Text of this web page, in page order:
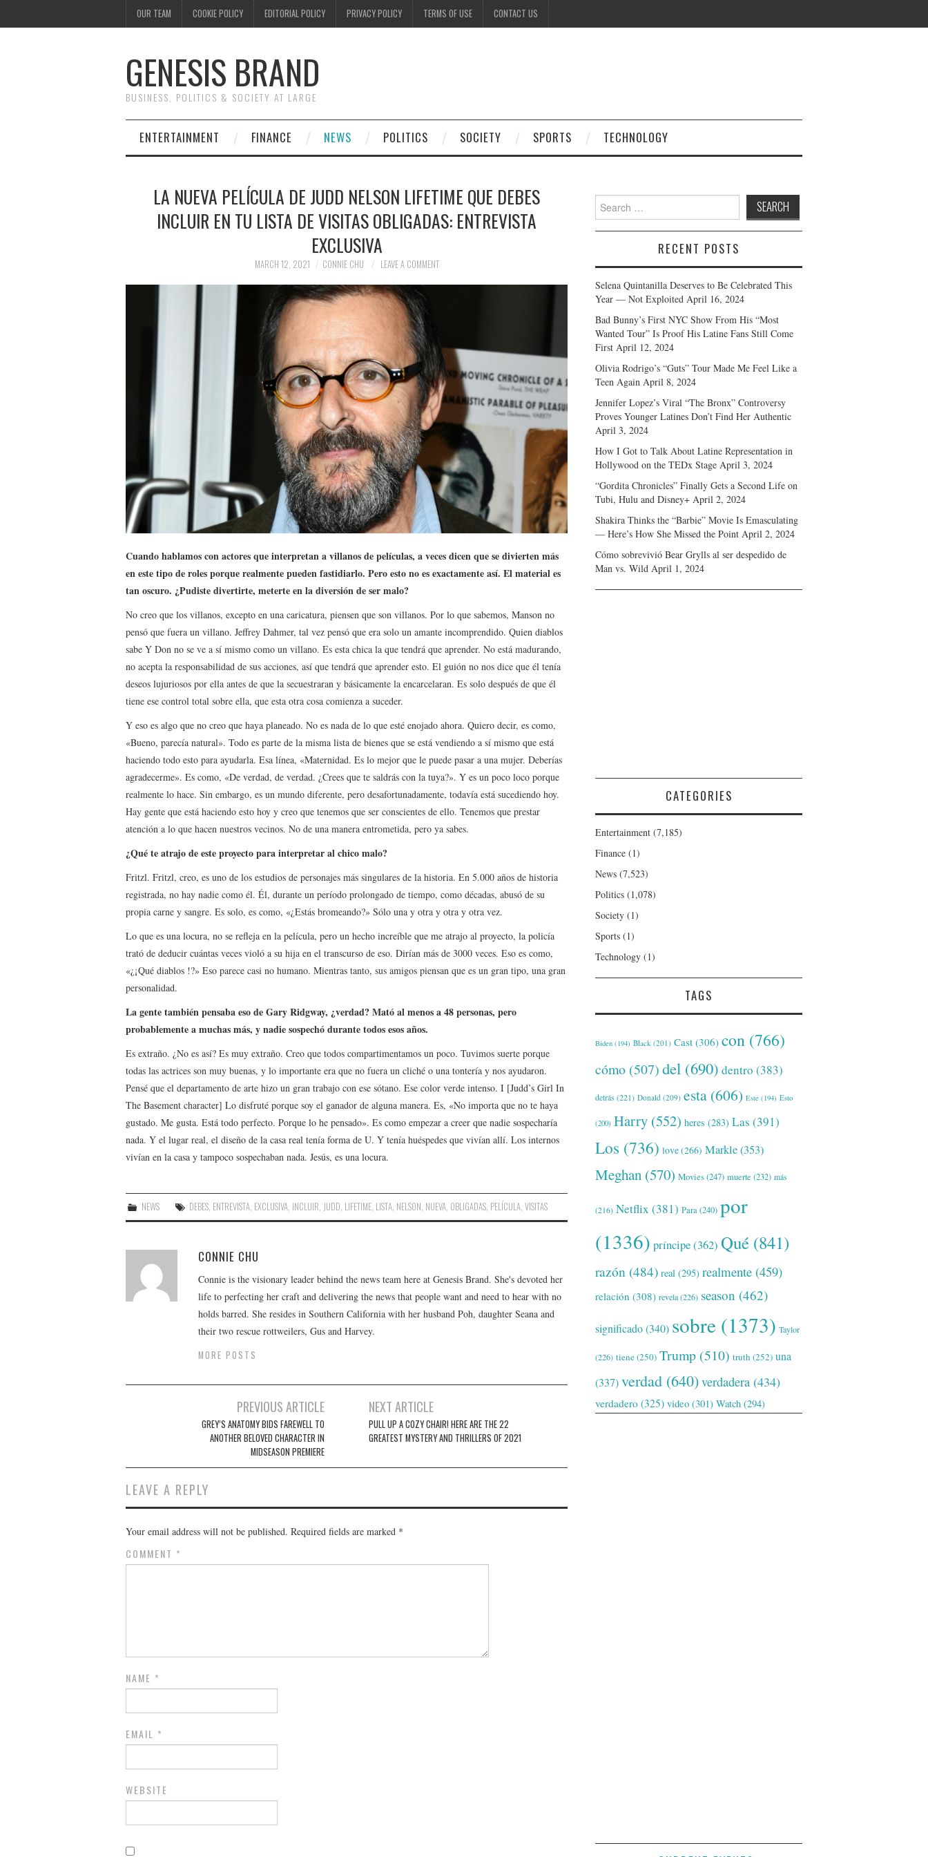
OUR TEAM COOKIE POLICY EDITORIAL POLICY PRIVACY POLICY TERMS OF USE CONTACT US
GENESIS BRAND
BUSINESS, POLITICS & SOCIETY AT LARGE
ENTERTAINMENT FINANCE NEWS POLITICS SOCIETY SPORTS TECHNOLOGY
LA NUEVA PELÍCULA DE JUDD NELSON LIFETIME QUE DEBES
INCLUIR EN TU LISTA DE VISITAS OBLIGADAS: ENTREVISTA
EXCLUSIVA
MARCH 12, 2021 CONNIE CHU LEAVE A COMMENT
Cuando hablamos con actores que interpretan a villanos de películas, a veces dicen que se divierten más
en este tipo de roles porque realmente pueden fastidiarlo. Pero esto no es exactamente así. El material es
tan oscuro. ¿Pudiste divertirte, meterte en la diversión de ser malo?
No creo que los villanos, excepto en una caricatura, piensen que son villanos. Por lo que sabemos, Manson no
pensó que fuera un villano. Jeffrey Dahmer, tal vez pensó que era solo un amante incomprendido. Quien diablos
sabe Y Don no se ve a sí mismo como un villano. Es esta chica la que tendrá que aprender. No está madurando,
no acepta la responsabilidad de sus acciones, así que tendrá que aprender esto. El guión no nos dice que él tenía
deseos lujuriosos por ella antes de que la secuestraran y básicamente la encarcelaran. Es solo después de que él
tiene ese control total sobre ella, que esta otra cosa comienza a suceder.
Y eso es algo que no creo que haya planeado. No es nada de lo que esté enojado ahora. Quiero decir, es como,
«Bueno, parecía natural». Todo es parte de la misma lista de bienes que se está vendiendo a sí mismo que está
haciendo todo esto para ayudarla. Esa línea, «Maternidad. Es lo mejor que le puede pasar a una mujer. Deberías
agradecerme». Es como, «De verdad, de verdad. ¿Crees que te saldrás con la tuya?». Y es un poco loco porque
realmente lo hace. Sin embargo, es un mundo diferente, pero desafortunadamente, todavía está sucediendo hoy.
Hay gente que está haciendo esto hoy y creo que tenemos que ser conscientes de ello. Tenemos que prestar
atención a lo que hacen nuestros vecinos. No de una manera entrometida, pero ya sabes.
¿Qué te atrajo de este proyecto para interpretar al chico malo?
Fritzl. Fritzl, creo, es uno de los estudios de personajes más singulares de la historia. En 5.000 años de historia
registrada, no hay nadie como él. Él, durante un período prolongado de tiempo, como décadas, abusó de su
propia carne y sangre. Es solo, es como, «¿Estás bromeando?» Sólo una y otra y otra y otra vez.
Lo que es una locura, no se refleja en la película, pero un hecho increíble que me atrajo al proyecto, la policía
trató de deducir cuántas veces violó a su hija en el transcurso de eso. Dirían más de 3000 veces. Eso es como,
«¿¡Qué diablos !?» Eso parece casi no humano. Mientras tanto, sus amigos piensan que es un gran tipo, una gran
personalidad.
La gente también pensaba eso de Gary Ridgway, ¿verdad? Mató al menos a 48 personas, pero
probablemente a muchas más, y nadie sospechó durante todos esos años.
Es extraño. ¿No es así? Es muy extraño. Creo que todos compartimentamos un poco. Tuvimos suerte porque
todas las actrices son muy buenas, y lo importante era que no fuera un cliché o una tontería y nos ayudaron.
Pensé que el departamento de arte hizo un gran trabajo con ese sótano. Ese color verde intenso. I [Judd’s Girl In
The Basement character] Lo disfruté porque soy el ganador de alguna manera. Es, «No importa que no te haya
gustado. Me gusta. Está todo perfecto. Porque lo he pensado». Es como empezar a creer que nadie sospecharía
nada. Y el lugar real, el diseño de la casa real tenía forma de U. Y tenía huéspedes que vivían allí. Los internos
vivían en la casa y tampoco sospechaban nada. Jesús, es una locura.
NEWS DEBES, ENTREVISTA, EXCLUSIVA, INCLUIR, JUDD, LIFETIME, LISTA, NELSON, NUEVA, OBLIGADAS, PELÍCULA,VISITAS
CONNIE CHU
Connie is the visionary leader behind the news team here at Genesis Brand. She's devoted her
life to perfecting her craft and delivering the news that people want and need to hear with no
holds barred. She resides in Southern California with her husband Poh, daughter Seana and
their two rescue rottweilers, Gus and Harvey.
MORE POSTS
PREVIOUS ARTICLE
GREY’S ANATOMY BIDS FAREWELL TO
ANOTHER BELOVED CHARACTER IN
MIDSEASON PREMIERE
NEXT ARTICLE
PULL UP A COZY CHAIR! HERE ARE THE 22
GREATEST MYSTERY AND THRILLERS OF 2021
LEAVE A REPLY
Your email address will not be published. Required fields are marked *
COMMENT *
NAME *
EMAIL *
WEBSITE
Search
for:
RECENT POSTS
Selena Quintanilla Deserves to Be Celebrated This
Year — Not Exploited April 16, 2024
Bad Bunny’s First NYC Show From His “Most
Wanted Tour” Is Proof His Latine Fans Still Come
First April 12, 2024
Olivia Rodrigo’s “Guts” Tour Made Me Feel Like a
Teen Again April 8, 2024
Jennifer Lopez’s Viral “The Bronx” Controversy
Proves Younger Latines Don’t Find Her Authentic
April 3, 2024
How I Got to Talk About Latine Representation in
Hollywood on the TEDx Stage April 3, 2024
“Gordita Chronicles” Finally Gets a Second Life on
Tubi, Hulu and Disney+ April 2, 2024
Shakira Thinks the “Barbie” Movie Is Emasculating
— Here’s How She Missed the Point April 2, 2024
Cómo sobrevivió Bear Grylls al ser despedido de
Man vs. Wild April 1, 2024
CATEGORIES
Entertainment (7,185)
Finance (1)
News (7,523)
Politics (1,078)
Society (1)
Sports (1)
Technology (1)
TAGS
Biden (194) Black (201) Cast (306) con (766)
cómo (507)del (690) dentro (383)
detrás (221) Donald (209) esta (606) Este (194) Esto
(200) Harry (552) heres (283) Las (391)
Los (736) love(266) Markle(353)
Meghan (570) Movies(247) muerte (232) más
(216) Netflix (381) Para(240) por
(1336) príncipe(362) Qué (841)
razón (484) real (295) realmente (459)
relación (308) revela(226) season (462)
significado(340) sobre (1373) Taylor
(226) tiene(250) Trump (510) truth (252) una
(337)verdad (640)verdadera (434)
verdadero (325) video (301) Watch (294)